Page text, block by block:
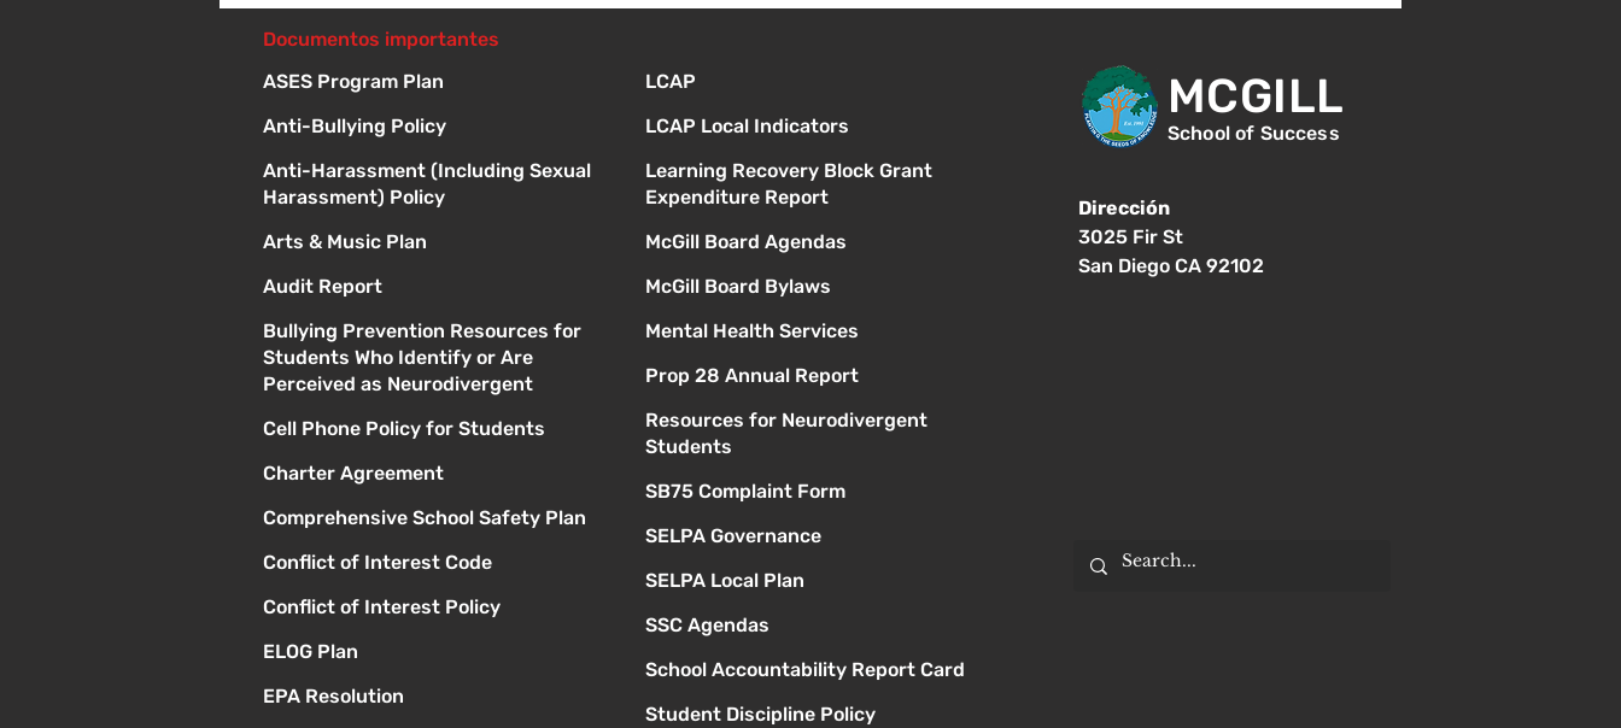
- 10 a 1 p
Documentos importantes
ASES Program Plan
Anti-Bullying Policy
Anti-Harassment (Including Sexual
Harassment) Policy
Arts & Music Plan
Audit Report
Bullying Prevention Resources for
Students Who Identify or Are
Perceived as Neurodivergent
Cell Phone Policy for Students
Charter Agreement
Comprehensive School Safety Plan
Conflict of Interest Code
Conflict of Interest Policy
ELOG Plan
EPA Resolution
LCAP
LCAP Local Indicators
Learning Recovery Block Grant
Expenditure Report
McGill Board Agendas
McGill Board Bylaws
Mental Health Services
Prop 28 Annual Report
Resources for Neurodivergent
Students
SB75 Complaint Form
SELPA Governance
SELPA Local Plan
SSC Agendas
School Accountability Report Card
Student Discipline Policy
MCGILL
School of Success
Dirección
3025 Fir St
San Diego CA 92102